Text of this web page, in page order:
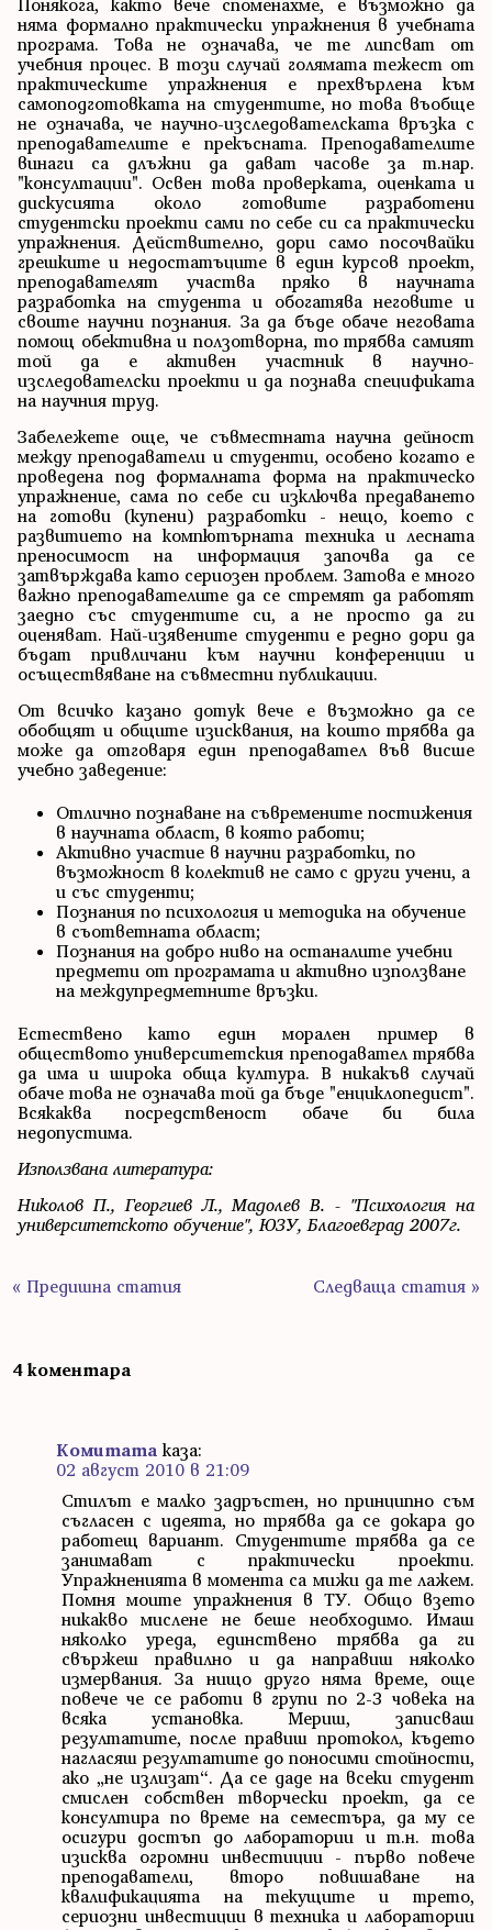
Понякога, както вече споменахме, е възможно да
няма формално практически упражнения в учебната
програма. Това не означава, че те липсват от
учебния процес. В този случай голямата тежест от
практическите упражнения е прехвърлена към
самоподготовката на студентите, но това въобще
не означава, че научно-изследователската връзка с
преподавателите е прекъсната. Преподавателите
винаги са длъжни да дават часове за т.нар.
"консултации". Освен това проверката, оценката и
дискусията около готовите разработени
студентски проекти сами по себе си са практически
упражнения. Действително, дори само посочвайки
грешките и недостатъците в един курсов проект,
преподавателят участва пряко в научната
разработка на студента и обогатява неговите и
своите научни познания. За да бъде обаче неговата
помощ обективна и ползотворна, то трябва самият
той да е активен участник в научно-
изследователски проекти и да познава спецификата
на научния труд.
Забележете още, че съвместната научна дейност
между преподаватели и студенти, особено когато е
проведена под формалната форма на практическо
упражнение, сама по себе си изключва предаването
на готови (купени) разработки - нещо, което с
развитието на компютърната техника и лесната
преносимост на информация започва да се
затвърждава като сериозен проблем. Затова е много
важно преподавателите да се стремят да работят
заедно със студентите си, а не просто да ги
оценяват. Най-изявените студенти е редно дори да
бъдат привличани към научни конференции и
осъществяване на съвместни публикации.
От всичко казано дотук вече е възможно да се
обобщят и общите изисквания, на които трябва да
може да отговаря един преподавател във висше
учебно заведение:
Отлично познаване на съвремените постижения
в научната област, в която работи;
Активно участие в научни разработки, по
възможност в колектив не само с други учени, а
и със студенти;
Познания по психология и методика на обучение
в съответната област;
Познания на добро ниво на останалите учебни
предмети от програмата и активно използване
на междупредметните връзки.
Естествено като един морален пример в
обществото университетския преподавател трябва
да има и широка обща култура. В никакъв случай
обаче това не означава той да бъде "енциклопедист".
Всякаква посредственост обаче би била
недопустима.
Използвана литература:
Николов П., Георгиев Л., Мадолев В. - "Психология на
университетското обучение", ЮЗУ, Благоевград 2007г.
« Предишна статия Следваща статия »
4 коментара
Комитата каза:
02 август 2010 в 21:09
Стилът е малко задръстен, но принципно съм
съгласен с идеята, но трябва да се докара до
работещ вариант. Студентите трябва да се
занимават с практически проекти.
Упражненията в момента са мижи да те лажем.
Помня моите упражнения в ТУ. Общо взето
никакво мислене не беше необходимо. Имаш
няколко уреда, единствено трябва да ги
свържеш правилно и да направиш няколко
измервания. За нищо друго няма време, още
повече че се работи в групи по 2-3 човека на
всяка установка. Мериш, записваш
резултатите, после правиш протокол, където
нагласяш резултатите до поносими стойности,
ако „не излизат“. Да се даде на всеки студент
смислен собствен творчески проект, да се
консултира по време на семестъра, да му се
осигури достъп до лаборатории и т.н. това
изисква огромни инвестиции - първо повече
преподаватели, второ повишаване на
квалификацията на текущите и трето,
сериозни инвестиции в техника и лаборатории